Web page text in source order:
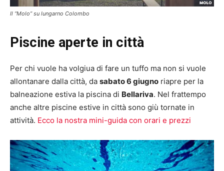
Il “Molo” su lungarno Colombo
Piscine aperte in città
Per chi vuole ha volgiua di fare un tuffo ma non si vuole
allontanare dalla città, da sabato 6 giugno riapre per la
balneazione estiva la piscina di Bellariva. Nel frattempo
anche altre piscine estive in città sono giù tornate in
attività. Ecco la nostra mini-guida con orari e prezzi